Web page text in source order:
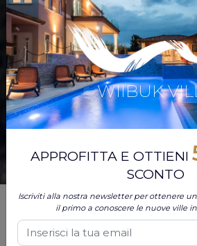
Sogni una vacanza che unisca
meravigliosi, ricca storia e cultura
oltre la Croazia. Immerso nel cuore
WIIBUK
APPROFITTA E OTTIENI
SCONTO
Iscriviti alla nostra newsletter per ottenere
il primo a conoscere le nuove ville in